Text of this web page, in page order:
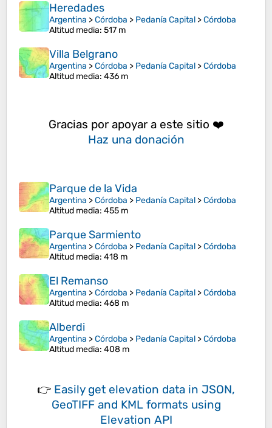
Heredades
Argentina >Córdoba > Pedanía Capital >Córdoba
Altitud media: 517 m
Villa Belgrano
Argentina >Córdoba > Pedanía Capital >Córdoba
Altitud media: 436 m
Gracias por apoyar a este sitio ❤️
Haz una donación
Parque de la Vida
Argentina >Córdoba > Pedanía Capital >Córdoba
Altitud media: 455 m
Parque Sarmiento
Argentina >Córdoba > Pedanía Capital >Córdoba
Altitud media: 418 m
El Remanso
Argentina >Córdoba > Pedanía Capital >Córdoba
Altitud media: 468 m
Alberdi
Argentina >Córdoba > Pedanía Capital >Córdoba
Altitud media: 408 m
👉 Easily get elevation data in JSON,
GeoTIFF and KML formats using
Elevation API